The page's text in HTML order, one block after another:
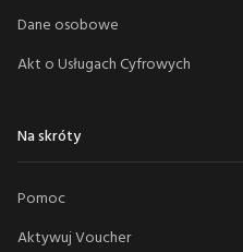
Dane osobowe
Akt o Usługach Cyfrowych
Na skróty
Pomoc
Aktywuj Voucher